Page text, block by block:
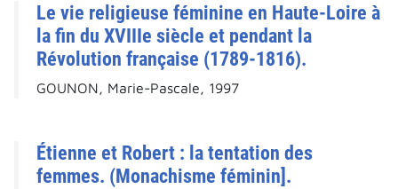
Le vie religieuse féminine en Haute-Loire à
la fin du XVIIIe siècle et pendant la
Révolution française (1789-1816).
GOUNON, Marie-Pascale, 1997
Étienne et Robert : la tentation des
femmes. (Monachisme féminin].